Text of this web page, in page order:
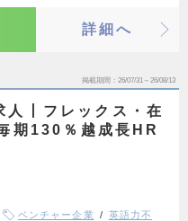
詳細へ
掲載期間 26/07/31～26/08/13
人丨フレックス・在
期130％越成長HR
ベンチャー企業
英語力不